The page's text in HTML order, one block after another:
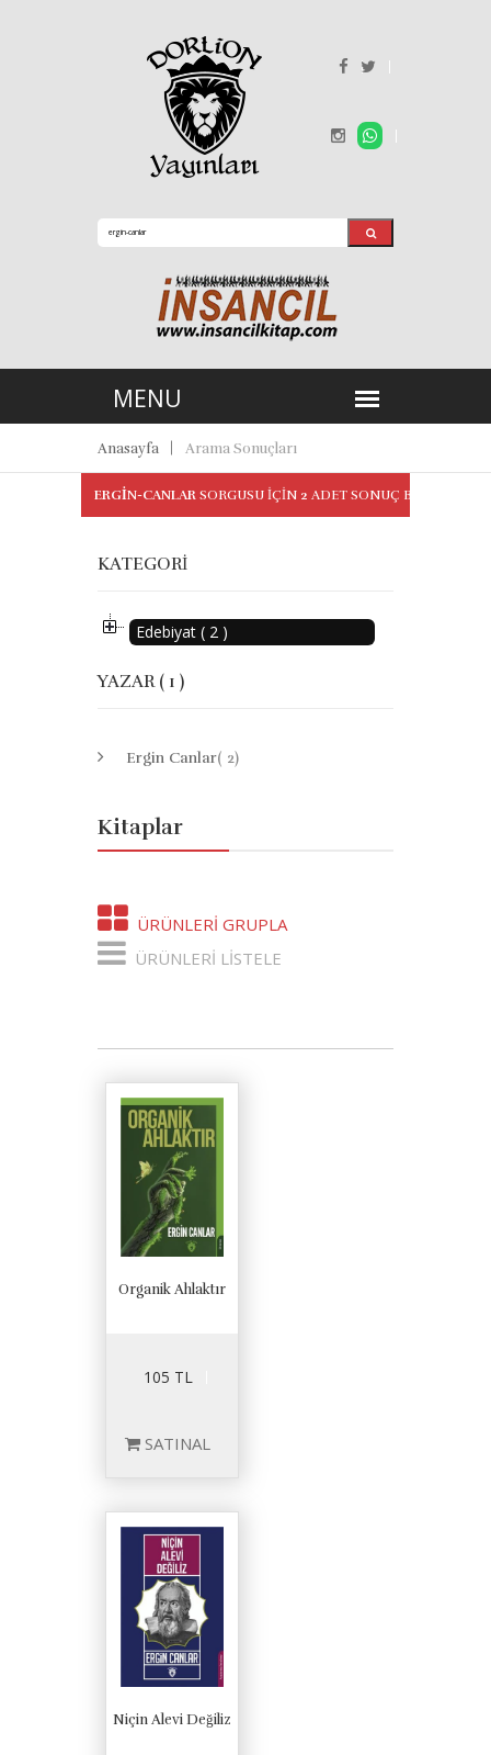
Anasayfa Arama Sonuçları
ERGIN-CANLAR SORGUSU IÇIN 2 ADET SONUÇ BULUNDU
KATEGORI
Edebiyat ( 2 )
YAZAR ( 1 )
Ergin Canlar( 2)
Kitaplar
ÜRÜNLERI GRUPLA
ÜRÜNLERI LISTELE
Organik Ahlaktır
105 TL
SATINAL
Niçin Alevi Değiliz